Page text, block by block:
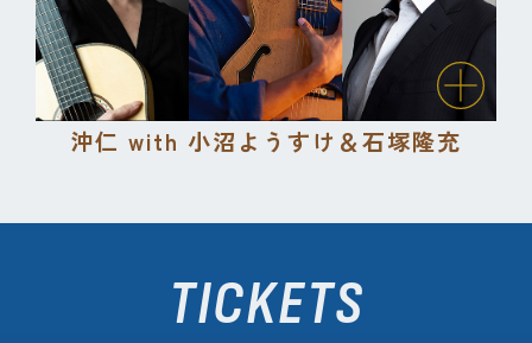
沖仁 with 小沼ようすけ＆石塚隆充
TICKETS